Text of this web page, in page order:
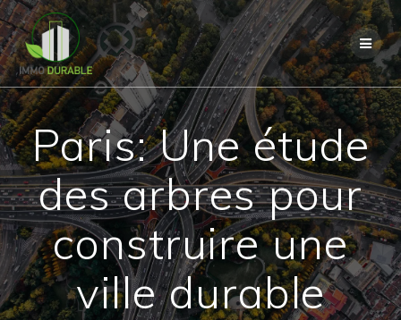
Passer
au
contenu
Paris: Une étude
des arbres pour
construire une
ville durable